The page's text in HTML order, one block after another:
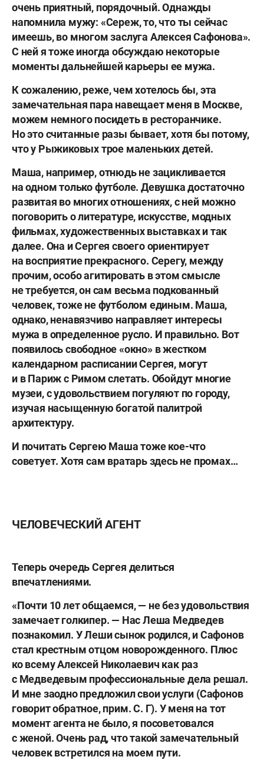
очень приятный, порядочный. Однажды
напомнила мужу: «Сереж, то, что ты сейчас
имеешь, во многом заслуга Алексея Сафонова».
С ней я тоже иногда обсуждаю некоторые
моменты дальнейшей карьеры ее мужа.
К сожалению, реже, чем хотелось бы, эта
замечательная пара навещает меня в Москве,
можем немного посидеть в ресторанчике.
Но это считанные разы бывает, хотя бы потому,
что у Рыжиковых трое маленьких детей.
Маша, например, отнюдь не зацикливается
на одном только футболе. Девушка достаточно
развитая во многих отношениях, с ней можно
поговорить о литературе, искусстве, модных
фильмах, художественных выставках и так
далее. Она и Сергея своего ориентирует
на восприятие прекрасного. Серегу, между
прочим, особо агитировать в этом смысле
не требуется, он сам весьма подкованный
человек, тоже не футболом единым. Маша,
однако, ненавязчиво направляет интересы
мужа в определенное русло. И правильно. Вот
появилось свободное «окно» в жестком
календарном расписании Сергея, могут
и в Париж с Римом слетать. Обойдут многие
музеи, с удовольствием погуляют по городу,
изучая насыщенную богатой палитрой
архитектуру.
И почитать Сергею Маша тоже кое-что
советует. Хотя сам вратарь здесь не промах…
ЧЕЛОВЕЧЕСКИЙ АГЕНТ
Теперь очередь Сергея делиться
впечатлениями.
«Почти 10 лет общаемся, — не без удовольствия
замечает голкипер. — Нас Леша Медведев
познакомил. У Леши сынок родился, и Сафонов
стал крестным отцом новорожденного. Плюс
ко всему Алексей Николаевич как раз
с Медведевым профессиональные дела решал.
И мне заодно предложил свои услуги (Сафонов
говорит обратное, прим. С. Г). У меня на тот
момент агента не было, я посоветовался
с женой. Очень рад, что такой замечательный
человек встретился на моем пути.